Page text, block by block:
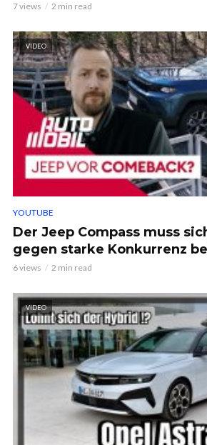
7 views 2 min read
VIDEO
YOUTUBE
Der Jeep Compass muss
gegen starke Konkurrenz
6 views 2 min read
VIDEO